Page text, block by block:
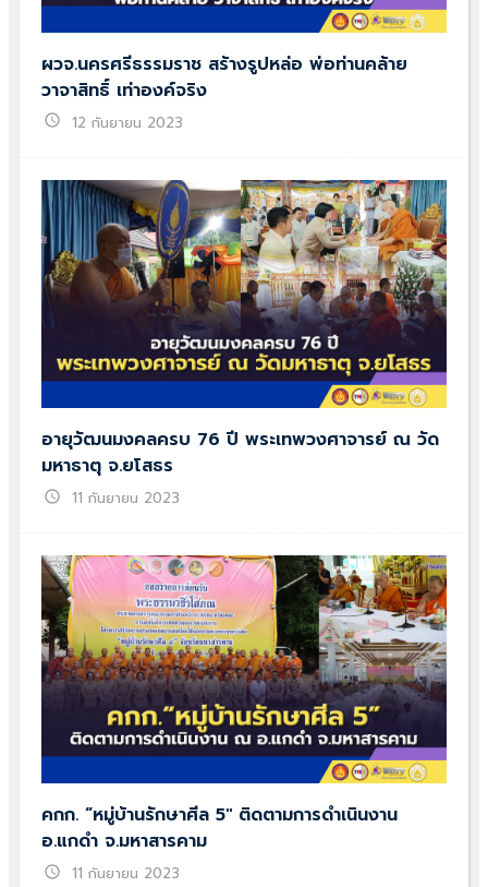
ผวจ.นครศรีธรรมราช สร้างรูปหล่อ พ่อท่านคล้าย
วาจาสิทธิ์ เท่าองค์จริง
schedule 12 กันยายน 2023
อายุวัฒนมงคลครบ 76 ปี พระเทพวงศาจารย์ ณ วัด
มหาธาตุ จ.ยโสธร
schedule 11 กันยายน 2023
คกก. “หมู่บ้านรักษาศีล 5″ ติดตามการดำเนินงาน
อ.แกดำ จ.มหาสารคาม
schedule 11 กันยายน 2023